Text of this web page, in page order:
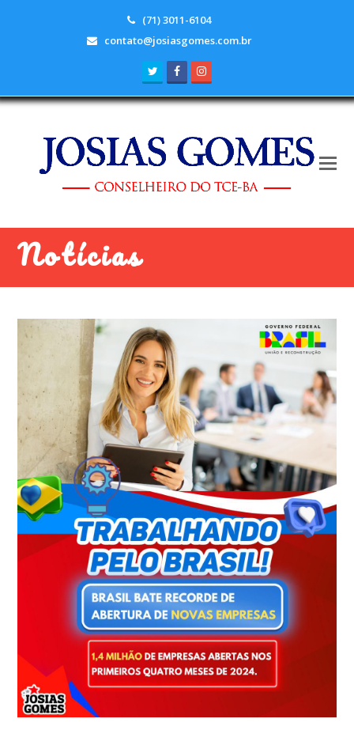
(71) 3011-6104
contato@josiasgomes.com.br
TwitterFacebook
Notícias